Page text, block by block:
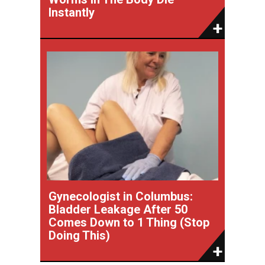
Instantly
Gynecologist in Columbus:
Bladder Leakage After 50
Comes Down to 1 Thing (Stop
Doing This)